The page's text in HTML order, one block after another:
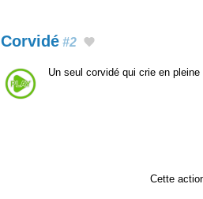
Corvidé #2
Un seul corvidé qui crie en
Cette